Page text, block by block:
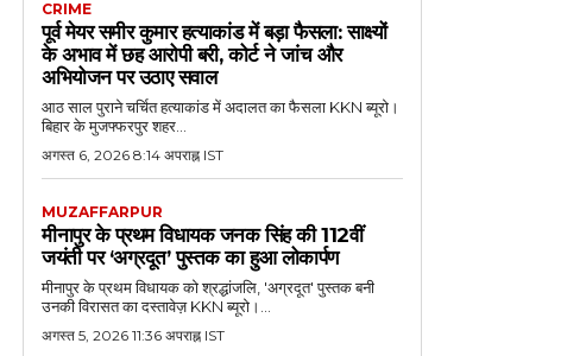
CRIME
पूर्व मेयर समीर कुमार हत्याकांड में बड़ा फैसला: साक्ष्यों
के अभाव में छह आरोपी बरी, कोर्ट ने जांच और
अभियोजन पर उठाए सवाल
आठ साल पुराने चर्चित हत्याकांड में अदालत का फैसला KKN ब्यूरो।
बिहार के मुजफ्फरपुर शहर...
अगस्त 6, 2026 8:14 अपराह्न IST
MUZAFFARPUR
मीनापुर के प्रथम विधायक जनक सिंह की 112वीं
जयंती पर ‘अग्रदूत’ पुस्तक का हुआ लोकार्पण
मीनापुर के प्रथम विधायक को श्रद्धांजलि, 'अग्रदूत' पुस्तक बनी
उनकी विरासत का दस्तावेज़ KKN ब्यूरो।...
अगस्त 5, 2026 11:36 अपराह्न IST